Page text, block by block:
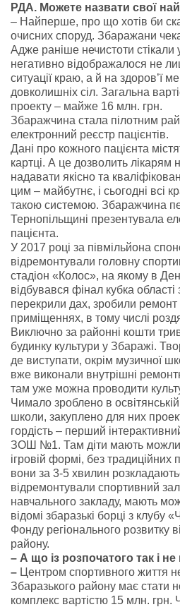
РДА. Можете назвати свої
– Найперше, про що хотів би
очисних споруд. Збаражани
Адже раніше нечистоти стікали
негативно відображалося не
ситуації краю, а й на здоров’ї
довколишніх сіл. Загальна
проекту – майже 16 млн. грн.
Збаражчина стала пілотним
електронний реєстр пацієнтів.
Дані про кожного пацієнта
картці. А це дозволить лікарям
надавати якісно та
цим – майбутнє, і сьогодні всі
такою системою. Збаражчина
Тернопільщині презентувала
пацієнта.
У 2017 році за півмільйона
відремонтували головну
стадіон «Колос», на якому в
відбувався фінал кубка області
перекрили дах, зробили ремонт
приміщеннях, в тому числі
Виключно за районні кошти
будинку культури у Збаражі.
де виступати, окрім музичної
вже виконали внутрішні
там уже можна проводити
Чимало зроблено в
школи, закуплено для них
гордість – перший
ЗОШ №1. Там діти мають
ігровій формі, без традиційних
вони за 3-5 хвилин
відремонтували спортивний
навчального закладу, мають
відомі збаразькі борці з
Фонду регіонального розвитку
району.
– А що із розпочатого так і
– Центром спортивного життя
Збаразького району має стати
комплекс вартістю 15 млн. грн.